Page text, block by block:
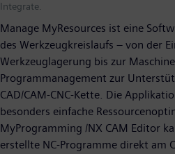
Integrate.
Manage MyResources ist eine
des Werkzeugkreislaufs – von der
Werkzeuglagerung bis zur
Programmanagement zur
CAD/CAM-CNC-Kette. Die
besonders einfache
MyProgramming /NX CAM Editor
erstellte NC-Programme direkt am